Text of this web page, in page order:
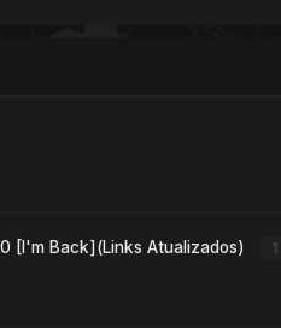
[I'm Back](Links Atualizados) 1